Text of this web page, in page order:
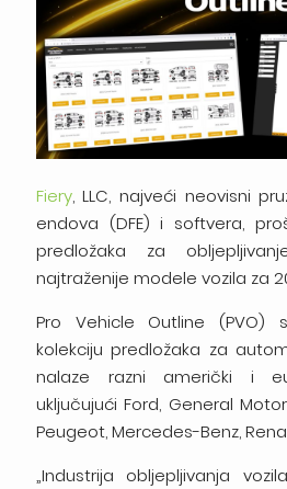
Fiery, LLC, najveći neovisni
endova (DFE) i softvera,
predložaka za
najtraženije modele vozila za
Pro Vehicle Outline (PVO)
kolekciju predložaka za
nalaze razni američki i
uključujući Ford, General
Peugeot, Mercedes-Benz,
„Industrija obljepljivanja